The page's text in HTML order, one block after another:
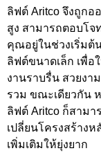
ลิฟต์ Aritco จึงถูก
สูง สามารถตอบโจ
คุณอยู่ในช่วงเริ่มต้
ลิฟต์ขนาดเล็ก เพื่
งานราบรื่น สวยงา
รวม ขณะเดียวกัน
ลิฟต์ Aritco ก็สาม
เปลี่ยนโครงสร้าง
เพิ่มเติมให้ยุ่งยาก